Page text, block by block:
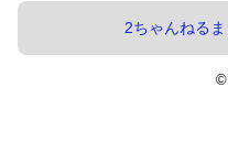
2ちゃんねる
©